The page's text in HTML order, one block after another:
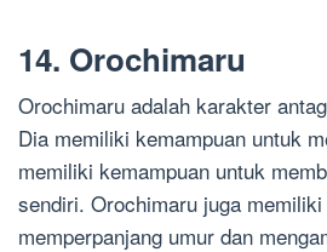
14. Orochimaru
Orochimaru adalah karakter
Dia memiliki kemampuan untuk
memiliki kemampuan untuk
sendiri. Orochimaru juga
memperpanjang umur dan